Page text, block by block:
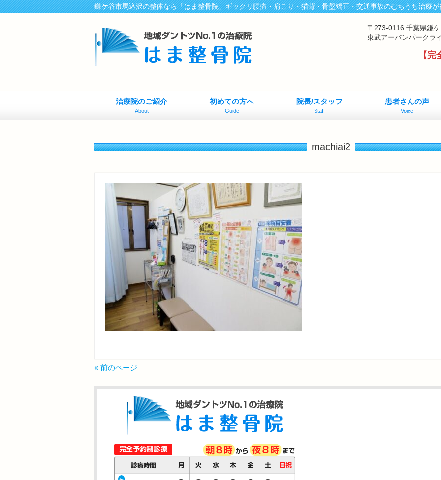
鎌ケ谷市馬込沢の整体なら「はま整骨院」ギックリ腰痛・肩こり・猫背・骨盤矯正・交通事故のむちうち治療
〒273-0116 千葉県鎌
東武アーバンパークラ
【完
治療院のご紹介
About
初めての方へ
Guide
院長/スタッフ
Staff
患者さんの声
Voice
machiai2
« 前のページ